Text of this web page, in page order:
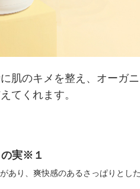
肌のキメを整え、オーガ
てくれます。
の実※１
あり、爽快感のあるさっぱりとし